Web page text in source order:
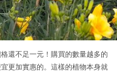
還不足一元！購買的數量越多的
更加實惠的。這樣的植物本身就